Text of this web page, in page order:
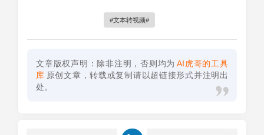
文本转视频
文章版权声明：除非注明，否则均为 AI虎哥的工具
库 原创文章，转载或复制请以超链接形式并注明出
处。